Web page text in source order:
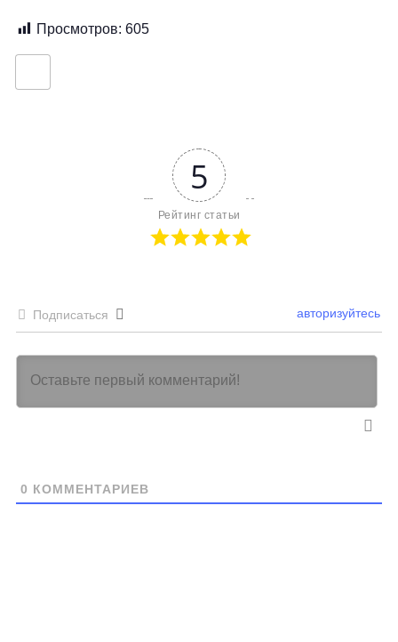
Просмотров: 605
5
Рейтинг статьи
Подписаться авторизуйтесь
0 КОММЕНТАРИЕВ